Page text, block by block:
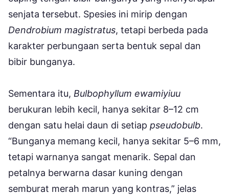
senjata tersebut. Spesies ini mirip dengan
Dendrobium magistratus, tetapi berbeda pada
karakter perbungaan serta bentuk sepal dan
bibir bunganya.
Sementara itu, Bulbophyllum ewamiyiuu
berukuran lebih kecil, hanya sekitar 8–12 cm
dengan satu helai daun di setiap pseudobulb.
“Bunganya memang kecil, hanya sekitar 5–6 mm,
tetapi warnanya sangat menarik. Sepal dan
petalnya berwarna dasar kuning dengan
semburat merah marun yang kontras,” jelas